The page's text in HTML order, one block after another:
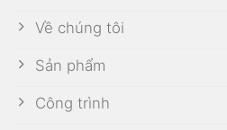
Về chúng tôi
Sản phẩm
Công trình